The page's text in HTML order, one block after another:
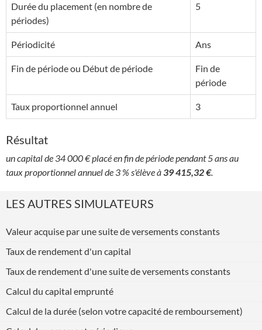
Durée du placement (en nombre de
périodes)
5
Périodicité Ans
Fin de période ou Début de période
Fin de
période
Taux proportionnel annuel 3
Résultat
un capital de 34 000 € placé en fin de période pendant 5 ans au
taux proportionnel annuel de 3 % s'élève à39 415,32 €.
LES AUTRES SIMULATEURS
Valeur acquise par une suite de versements constants
Taux de rendement d'un capital
Taux de rendement d'une suite de versements constants
Calcul du capital emprunté
Calcul de la durée (selon votre capacité de remboursement)